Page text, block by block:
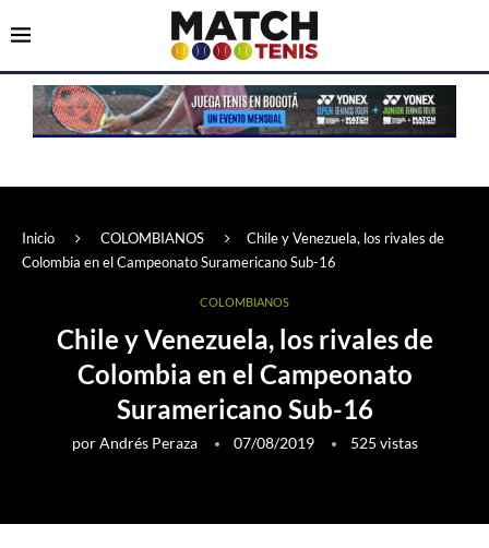
Inicio COLOMBIANOS
Chile y Venezuela, los rivales de
Colombia en el Campeonato Suramericano Sub-16
COLOMBIANOS
Chile y Venezuela, los rivales de
Colombia en el Campeonato
Suramericano Sub-16
porAndrés Peraza 07/08/2019 525 vistas